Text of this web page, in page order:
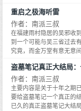
园，全年解冻的时期只有4
重启之极海听雷
作者：南派三叔
在福建雨村隐居的吴邪收
到一个可能与吴三省过去
究竟，而金万堂有意无意
同前往寻找南海王墓。
盗墓笔记真正大结局
作者：南派三叔
主要内容是关于十年之期
要给盗墓笔记一个真正的
已久的真正盗墓笔记大结